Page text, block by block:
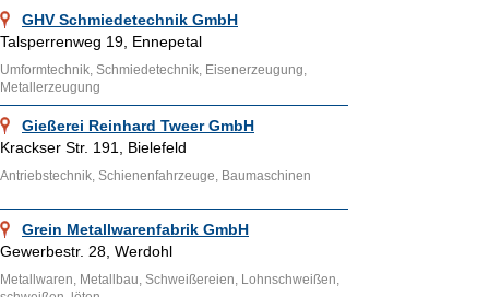
GHV Schmiedetechnik GmbH
Talsperrenweg 19, Ennepetal
Umformtechnik, Schmiedetechnik, Eisenerzeugung,
Metallerzeugung
Gießerei Reinhard Tweer GmbH
Krackser Str. 191, Bielefeld
Antriebstechnik, Schienenfahrzeuge, Baumaschinen
Grein Metallwarenfabrik GmbH
Gewerbestr. 28, Werdohl
Metallwaren, Metallbau, Schweißereien, Lohnschweißen,